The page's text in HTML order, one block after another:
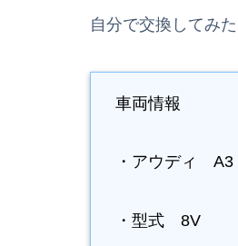
自分で交換してみ
車両情報
・アウディ A3
・型式 8V